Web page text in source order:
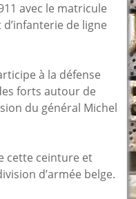
avec le matricule
de ligne
à la défense
forts autour de
du général Michel
cette ceinture et
d’armée belge.